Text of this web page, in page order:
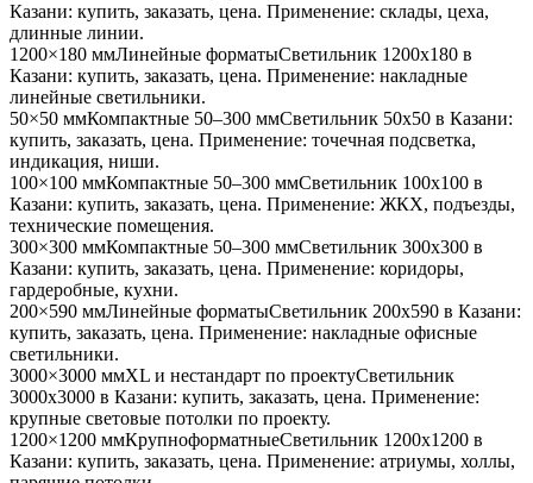
Казани: купить, заказать, цена. Применение: склады, цеха,
длинные линии.
1200×180 ммЛинейные форматыСветильник 1200x180 в
Казани: купить, заказать, цена. Применение: накладные
линейные светильники.
50×50 ммКомпактные 50–300 ммСветильник 50x50 в Казани:
купить, заказать, цена. Применение: точечная подсветка,
индикация, ниши.
100×100 ммКомпактные 50–300 ммСветильник 100x100 в
Казани: купить, заказать, цена. Применение: ЖКХ, подъезды,
технические помещения.
300×300 ммКомпактные 50–300 ммСветильник 300x300 в
Казани: купить, заказать, цена. Применение: коридоры,
гардеробные, кухни.
200×590 ммЛинейные форматыСветильник 200x590 в Казани:
купить, заказать, цена. Применение: накладные офисные
светильники.
3000×3000 ммXL и нестандарт по проектуСветильник
3000x3000 в Казани: купить, заказать, цена. Применение:
крупные световые потолки по проекту.
1200×1200 ммКрупноформатныеСветильник 1200x1200 в
Казани: купить, заказать, цена. Применение: атриумы, холлы,